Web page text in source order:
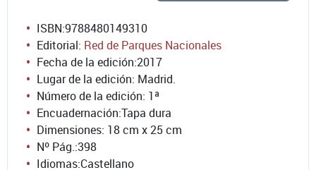
ISBN:9788480149310
Editorial: Red de Parques Nacionales
Fecha de la edición:2017
Lugar de la edición: Madrid.
Número de la edición: 1ª
Encuadernación:Tapa dura
Dimensiones: 18 cm x 25 cm
Nº Pág.:398
Idiomas:Castellano